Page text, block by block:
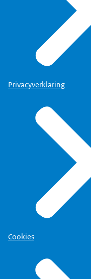
Privacyverklaring
Cookies